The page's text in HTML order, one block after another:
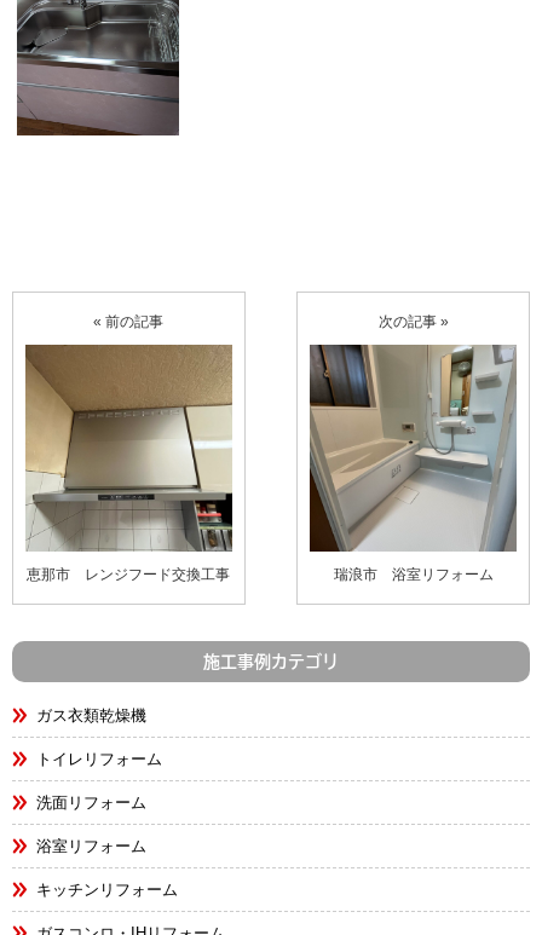
« 前の記事
恵那市 レンジフード交換工事
次の記事 »
瑞浪市 浴室リフォーム
施工事例カテゴリ
ガス衣類乾燥機
トイレリフォーム
洗面リフォーム
浴室リフォーム
キッチンリフォーム